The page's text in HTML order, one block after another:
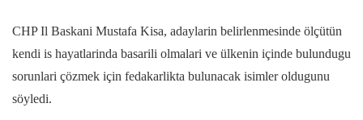
CHP Il Baskani Mustafa Kisa, adaylarin belirlenmesinde ölçütün
kendi is hayatlarinda basarili olmalari ve ülkenin içinde bulundugu
sorunlari çözmek için fedakarlikta bulunacak isimler oldugunu
söyledi.